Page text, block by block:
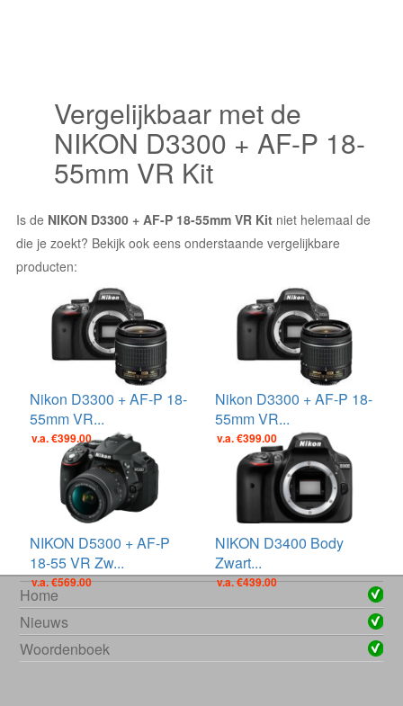
Vergelijkbaar met de
NIKON D3300 + AF-P 18-
55mm VR Kit
Is de NIKON D3300 + AF-P 18-55mm VR Kit niet helemaal de
die je zoekt? Bekijk ook eens onderstaande vergelijkbare
producten:
Nikon D3300 + AF-P 18-
55mm VR...
v.a. €399.00
Nikon D3300 + AF-P 18-
55mm VR...
v.a. €399.00
NIKON D5300 + AF-P
18-55 VR Zw...
v.a. €569.00
NIKON D3400 Body
Zwart...
v.a. €439.00
Home
Nieuws
Woordenboek